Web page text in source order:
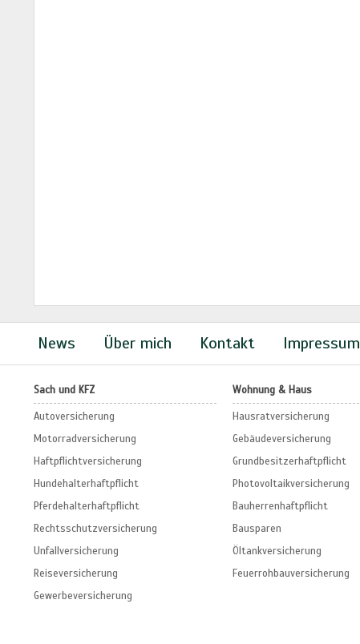
News Über mich Kontakt Impressum
Sach und KFZ
Autoversicherung
Motorradversicherung
Haftpflichtversicherung
Hundehalterhaftpflicht
Pferdehalterhaftpflicht
Rechtsschutzversicherung
Unfallversicherung
Reiseversicherung
Gewerbeversicherung
Wohnung & Haus
Hausratversicherung
Gebäudeversicherung
Grundbesitzerhaftpflicht
Photovoltaikversicherung
Bauherrenhaftpflicht
Bausparen
Öltankversicherung
Feuerrohbauversicherung